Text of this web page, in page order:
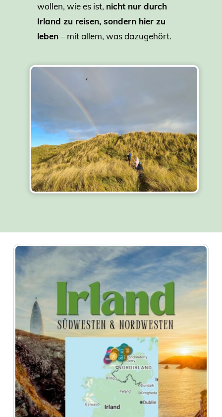
wollen, wie es ist, nicht nur durch
Irland zu reisen, sondern hier zu
leben– mit allem, was dazugehört.